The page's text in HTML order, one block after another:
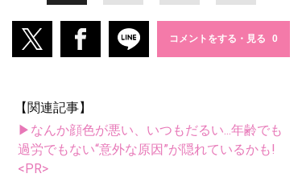
コメントをする・見る
【関連記事】
▶なんか顔色が悪い、いつもだるい...年齢でも
過労でもない“意外な原因”が隠れているかも!
<PR>